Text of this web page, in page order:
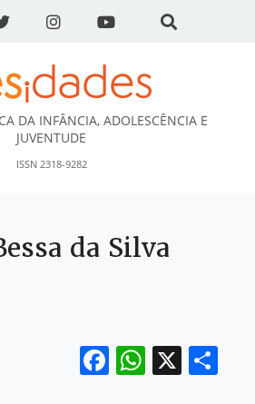
DA INFÂNCIA, ADOLESCÊNCIA E
JUVENTUDE
ISSN 2318-9282
da Silva
Facebook
X